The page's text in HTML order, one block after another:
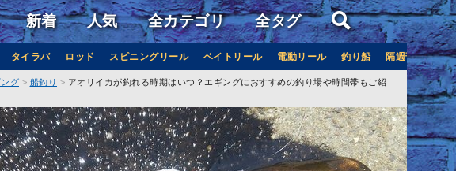
新着 人気 全カテゴリ 全タグ
タイラバ ロッド スピニングリール ベイトリール 電動リール 釣り船 隔週刊つり情報
グ 船釣り
アオリイカが釣れる時期はいつ？エギングにおすすめの釣り場や時間帯もご紹